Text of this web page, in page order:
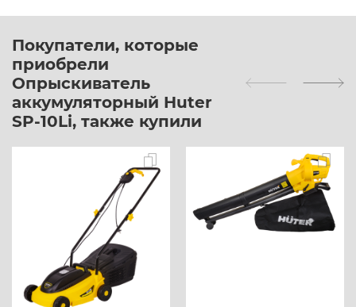
Покупатели, которые
приобрели
Опрыскиватель
аккумуляторный Huter
SP-10Li, также купили